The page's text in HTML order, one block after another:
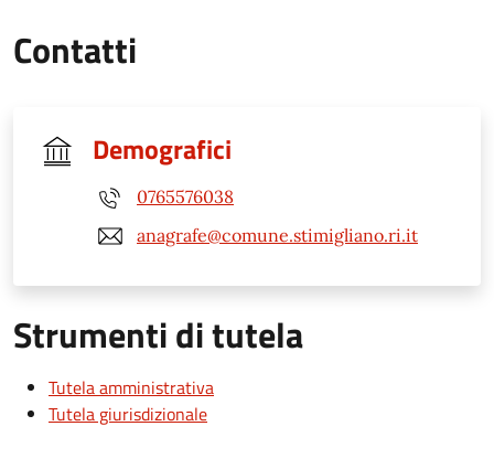
Contatti
Demografici
0765576038
anagrafe@comune.stimigliano.ri.it
Strumenti di tutela
Tutela amministrativa
Tutela giurisdizionale